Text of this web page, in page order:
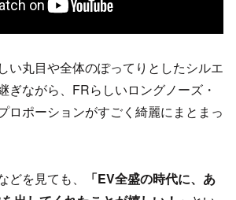
い丸目や全体のぽってりとしたシルエ
ぎながら、FRらしいロングノーズ・
ロポーションがすごく綺麗にまとまっ
を見ても、
「EV全盛の時代に、あ